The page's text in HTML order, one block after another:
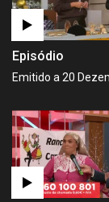
Episódio
Emitido a 20